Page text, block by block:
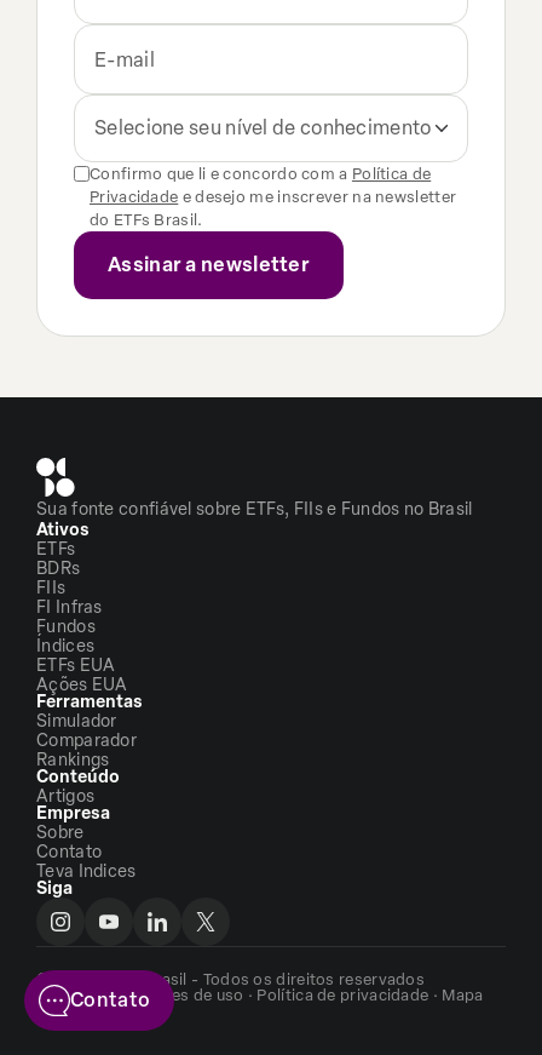
Selecione seu nível de conhecimento
Confirmo que li e concordo com a Política de
Privacidade e desejo me inscrever na newsletter
do ETFs Brasil.
Sua fonte confiável sobre ETFs, FIIs e Fundos no Brasil
Ativos
ETFs
BDRs
FIIs
FI Infras
Fundos
Índices
ETFs EUA
Ações EUA
Ferramentas
Simulador
Comparador
Rankings
Conteúdo
Artigos
Empresa
Sobre
Contato
Teva Indices
Siga
©2026 - ETFs Brasil - Todos os direitos reservados
Termos e condições de uso · Política de privacidade · Mapa
do siteContato